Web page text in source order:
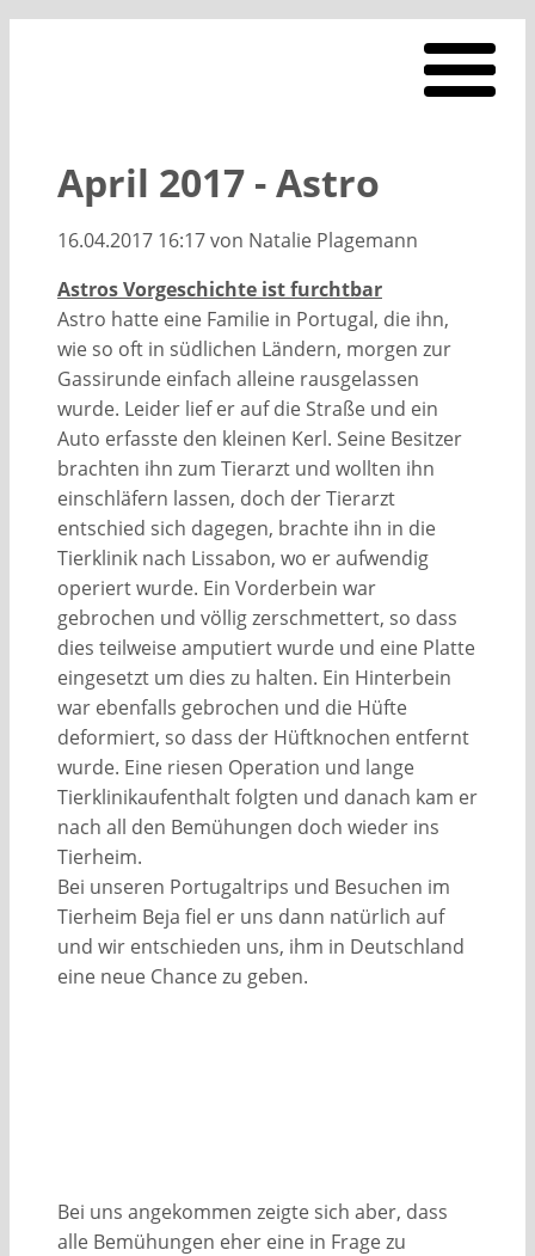
April 2017 - Astro
16.04.2017 16:17von Natalie Plagemann
Astros Vorgeschichte ist furchtbar
Astro hatte eine Familie in Portugal, die ihn,
wie so oft in südlichen Ländern, morgen zur
Gassirunde einfach alleine rausgelassen
wurde. Leider lief er auf die Straße und ein
Auto erfasste den kleinen Kerl. Seine Besitzer
brachten ihn zum Tierarzt und wollten ihn
einschläfern lassen, doch der Tierarzt
entschied sich dagegen, brachte ihn in die
Tierklinik nach Lissabon, wo er aufwendig
operiert wurde. Ein Vorderbein war
gebrochen und völlig zerschmettert, so dass
dies teilweise amputiert wurde und eine Platte
eingesetzt um dies zu halten. Ein Hinterbein
war ebenfalls gebrochen und die Hüfte
deformiert, so dass der Hüftknochen entfernt
wurde. Eine riesen Operation und lange
Tierklinikaufenthalt folgten und danach kam er
nach all den Bemühungen doch wieder ins
Tierheim.
Bei unseren Portugaltrips und Besuchen im
Tierheim Beja fiel er uns dann natürlich auf
und wir entschieden uns, ihm in Deutschland
eine neue Chance zu geben.
Bei uns angekommen zeigte sich aber, dass
alle Bemühungen eher eine in Frage zu